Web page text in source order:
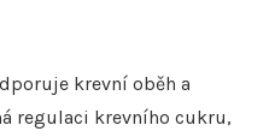
krevní oběh a
regulaci krevního cukru,